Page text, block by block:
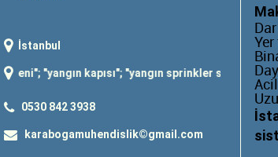
İstanbul
yangın kapısı"; "yangın sprinkler sistemi"; "yangın
0530 842 3938
karabogamuhendislik©gmail.com